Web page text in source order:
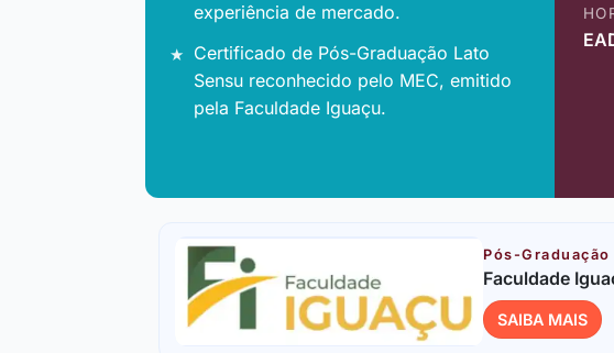
experiência de mercado.
Certificado de Pós-Graduação Lato
Sensu reconhecido pelo MEC, emitido
pela Faculdade Iguaçu.
Pós-Graduação
Faculdade
SAIBA MAIS